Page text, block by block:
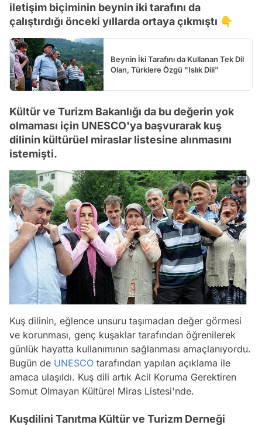
iletişim biçiminin beynin iki tarafını da
çalıştırdığı önceki yıllarda ortaya çıkmıştı 👇
Beynin İki Tarafını da Kullanan Tek Dil
Olan, Türklere Özgü "Islık Dili"
Kültür ve Turizm Bakanlığı da bu değerin yok
olmaması için UNESCO'ya başvurarak kuş
dilinin kültürüel miraslar listesine alınmasını
istemişti.
Kuş dilinin, eğlence unsuru taşımadan değer görmesi
ve korunması, genç kuşaklar tarafından öğrenilerek
günlük hayatta kullanımının sağlanması amaçlanıyordu.
Bugün de UNESCO tarafından yapılan açıklama ile
amaca ulaşıldı. Kuş dili artık Acil Koruma Gerektiren
Somut Olmayan Kültürel Miras Listesi'nde.
Kuşdilini Tanıtma Kültür ve Turizm Derneği